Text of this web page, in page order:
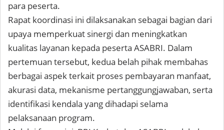
para peserta.
Rapat koordinasi ini dilaksanakan sebagai bagian dari
upaya memperkuat sinergi dan meningkatkan
kualitas layanan kepada peserta ASABRI. Dalam
pertemuan tersebut, kedua belah pihak membahas
berbagai aspek terkait proses pembayaran manfaat,
akurasi data, mekanisme pertanggungjawaban, serta
identifikasi kendala yang dihadapi selama
pelaksanaan program.